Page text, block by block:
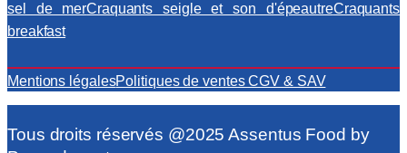
sel de merCraquants seigle et son d'épeautreCraquants
breakfast
Mentions légalesPolitiques de ventes CGV & SAV
Tous droits réservés @2025 Assentus Food by